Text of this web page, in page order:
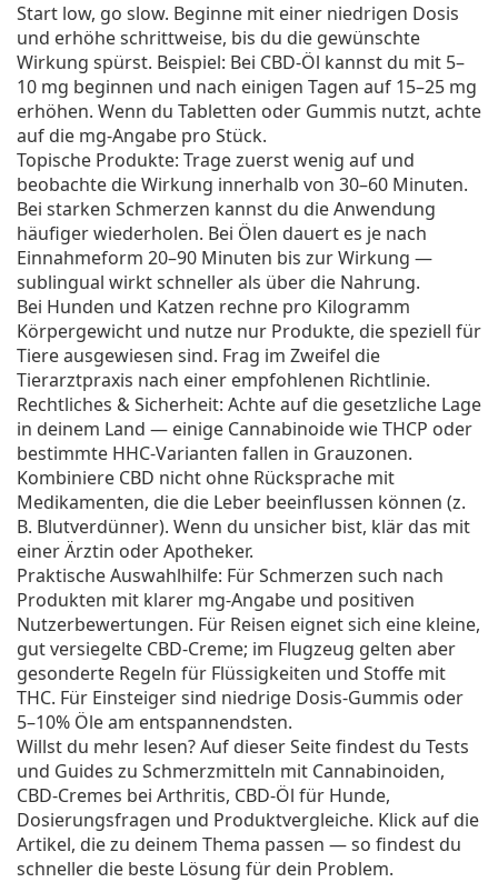
Start low, go slow. Beginne mit einer niedrigen Dosis
und erhöhe schrittweise, bis du die gewünschte
Wirkung spürst. Beispiel: Bei CBD-Öl kannst du mit 5–
10 mg beginnen und nach einigen Tagen auf 15–25 mg
erhöhen. Wenn du Tabletten oder Gummis nutzt, achte
auf die mg-Angabe pro Stück.
Topische Produkte: Trage zuerst wenig auf und
beobachte die Wirkung innerhalb von 30–60 Minuten.
Bei starken Schmerzen kannst du die Anwendung
häufiger wiederholen. Bei Ölen dauert es je nach
Einnahmeform 20–90 Minuten bis zur Wirkung —
sublingual wirkt schneller als über die Nahrung.
Bei Hunden und Katzen rechne pro Kilogramm
Körpergewicht und nutze nur Produkte, die speziell für
Tiere ausgewiesen sind. Frag im Zweifel die
Tierarztpraxis nach einer empfohlenen Richtlinie.
Rechtliches & Sicherheit: Achte auf die gesetzliche Lage
in deinem Land — einige Cannabinoide wie THCP oder
bestimmte HHC-Varianten fallen in Grauzonen.
Kombiniere CBD nicht ohne Rücksprache mit
Medikamenten, die die Leber beeinflussen können (z.
B. Blutverdünner). Wenn du unsicher bist, klär das mit
einer Ärztin oder Apotheker.
Praktische Auswahlhilfe: Für Schmerzen such nach
Produkten mit klarer mg-Angabe und positiven
Nutzerbewertungen. Für Reisen eignet sich eine kleine,
gut versiegelte CBD-Creme; im Flugzeug gelten aber
gesonderte Regeln für Flüssigkeiten und Stoffe mit
THC. Für Einsteiger sind niedrige Dosis-Gummis oder
5–10% Öle am entspannendsten.
Willst du mehr lesen? Auf dieser Seite findest du Tests
und Guides zu Schmerzmitteln mit Cannabinoiden,
CBD-Cremes bei Arthritis, CBD-Öl für Hunde,
Dosierungsfragen und Produktvergleiche. Klick auf die
Artikel, die zu deinem Thema passen — so findest du
schneller die beste Lösung für dein Problem.